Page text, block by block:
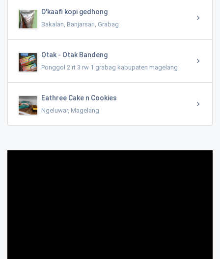
D'kaafi kopi gedhong
Bakalan, Banjarsari, Grabag
Otak - Otak Bandeng
Ponggol 2 rt 3 rw 1 grabag kabupaten magelang
Eathree Cake n Cookies
Ngeluwar, Magelang